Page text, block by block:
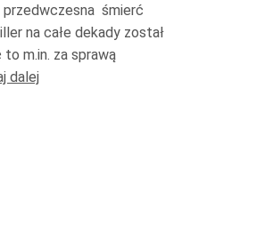
aby
zwiększyć
przedwczesna śmierć
na całe dekady został
to m.in. za sprawą
dalej